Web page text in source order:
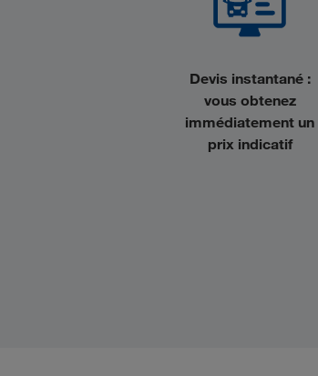
Devis instantané :
vous obtenez
immédiatement un
prix indicatif